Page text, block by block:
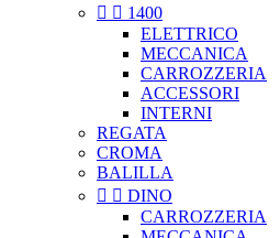
  1400
ELETTRICO
MECCANICA
CARROZZERIA
ACCESSORI
INTERNI
REGATA
CROMA
BALILLA
  DINO
CARROZZERIA